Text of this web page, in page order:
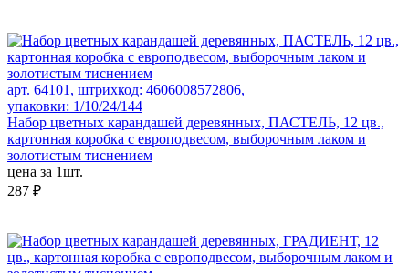
арт. 64101, штрихкод: 4606008572806,
упаковки: 1/10/24/144
Набор цветных карандашей деревянных, ПАСТЕЛЬ, 12 цв.,
картонная коробка с европодвесом, выборочным лаком и
золотистым тиснением
цена за 1шт.
287 ₽